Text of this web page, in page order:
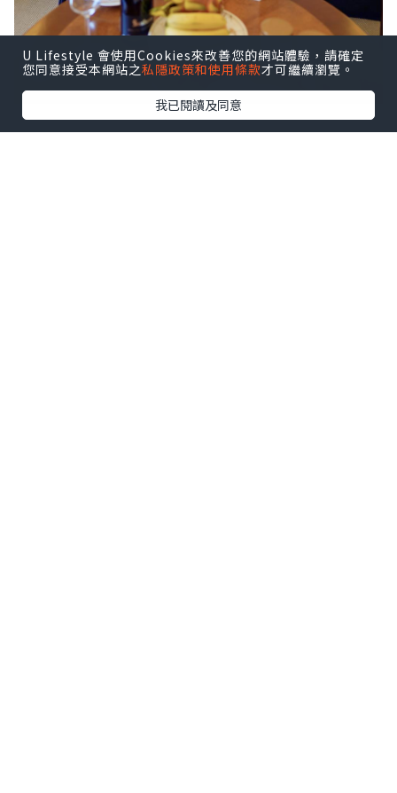
U Lifestyle 會使用Cookies來改善您的網站體驗，請確定
您同意接受本網站之私隱政策和使用條款才可繼續瀏覽。
我已閱讀及同意